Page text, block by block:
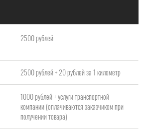
2500 рублей
2500 рублей + 20 рублей за 1 километр
1000 рублей + услуги транспортной
компании (оплачиваются заказчиком при
получении товара)